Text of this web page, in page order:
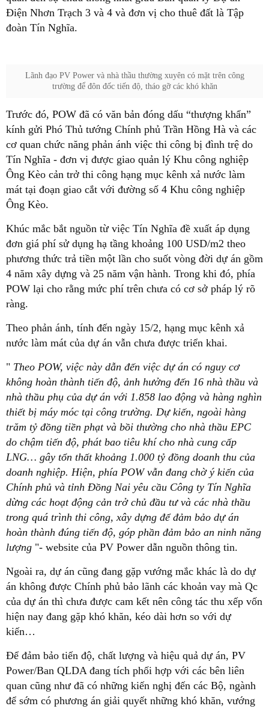
Điện Nhơn Trạch 3 và 4 và đơn vị cho thuê đất là Tập
đoàn Tín Nghĩa.
Lãnh đạo PV Power và nhà thầu thường xuyên có mặt trên công
trường để đôn đốc tiến độ, tháo gỡ các khó khăn
Trước đó, POW đã có văn bản đóng dấu “thượng khẩn”
kính gửi Phó Thủ tướng Chính phủ Trần Hồng Hà và các
cơ quan chức năng phản ánh việc thi công bị đình trệ do
Tín Nghĩa - đơn vị được giao quản lý Khu công nghiệp
Ông Kèo cản trở thi công hạng mục kênh xả nước làm
mát tại đoạn giao cắt với đường số 4 Khu công nghiệp
Ông Kèo.
Khúc mắc bắt nguồn từ việc Tín Nghĩa đề xuất áp dụng
đơn giá phí sử dụng hạ tầng khoảng 100 USD/m2 theo
phương thức trả tiền một lần cho suốt vòng đời dự án gồm
4 năm xây dựng và 25 năm vận hành. Trong khi đó, phía
POW lại cho rằng mức phí trên chưa có cơ sở pháp lý rõ
ràng.
Theo phản ánh, tính đến ngày 15/2, hạng mục kênh xả
nước làm mát của dự án vẫn chưa được triển khai.
" Theo POW, việc này dẫn đến việc dự án có nguy cơ
không hoàn thành tiến độ, ảnh hưởng đến 16 nhà thầu và
nhà thầu phụ của dự án với 1.858 lao động và hàng nghìn
thiết bị máy móc tại công trường. Dự kiến, ngoài hàng
trăm tỷ đồng tiền phạt và bồi thường cho nhà thầu EPC
do chậm tiến độ, phát bao tiêu khí cho nhà cung cấp
LNG… gây tổn thất khoảng 1.000 tỷ đồng doanh thu của
doanh nghiệp. Hiện, phía POW vẫn đang chờ ý kiến của
Chính phủ và tỉnh Đồng Nai yêu cầu Công ty Tín Nghĩa
dừng các hoạt động cản trở chủ đầu tư và các nhà thầu
trong quá trình thi công, xây dựng để đảm bảo dự án
hoàn thành đúng tiến độ, góp phần đảm bảo an ninh năng
lượng "- website của PV Power dẫn nguồn thông tin.
Ngoài ra, dự án cũng đang gặp vướng mắc khác là do dự
án không được Chính phủ bảo lãnh các khoản vay mà Qc
của dự án thì chưa được cam kết nên công tác thu xếp vốn
hiện nay đang gặp khó khăn, kéo dài hơn so với dự
kiến…
Để đảm bảo tiến độ, chất lượng và hiệu quả dự án, PV
Power/Ban QLDA đang tích phối hợp với các bên liên
quan cũng như đã có những kiến nghị đến các Bộ, ngành
để sớm có phương án giải quyết những khó khăn, vướng